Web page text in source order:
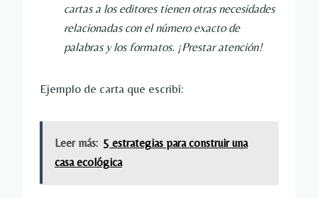
cartas a los editores tienen otras necesidades
relacionadas con el número exacto de
palabras y los formatos. ¡Prestar atención!
Ejemplo de carta que escribí:
Leer más: 5 estrategias para construir una
casa ecológica